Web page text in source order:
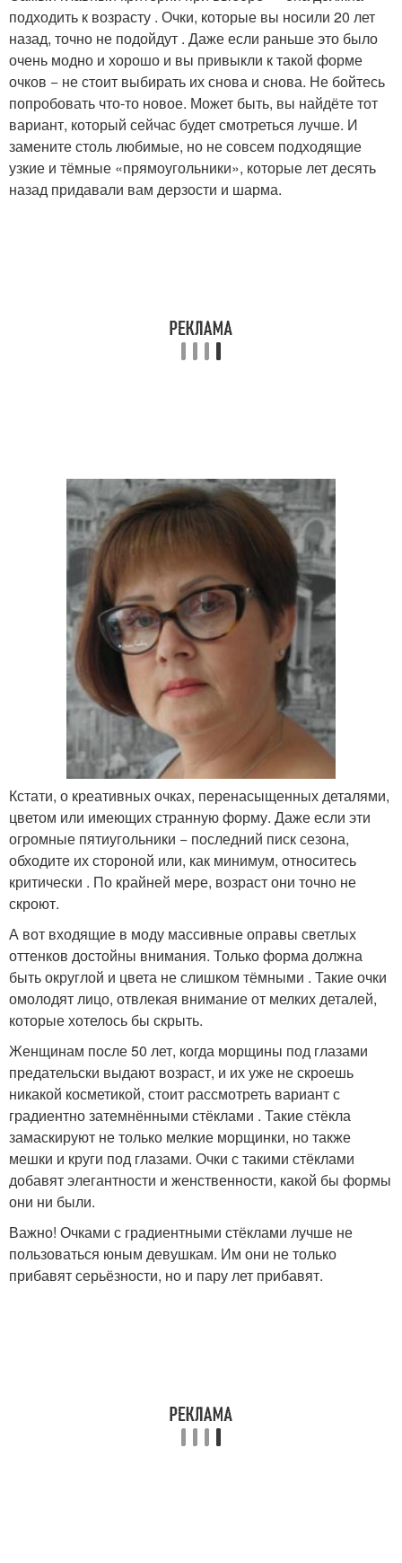
подходить к возрасту . Очки, которые вы носили 20 лет
назад, точно не подойдут . Даже если раньше это было
очень модно и хорошо и вы привыкли к такой форме
очков − не стоит выбирать их снова и снова. Не бойтесь
попробовать что-то новое. Может быть, вы найдёте тот
вариант, который сейчас будет смотреться лучше. И
замените столь любимые, но не совсем подходящие
узкие и тёмные «прямоугольники», которые лет десять
назад придавали вам дерзости и шарма.
Кстати, о креативных очках, перенасыщенных деталями,
цветом или имеющих странную форму. Даже если эти
огромные пятиугольники − последний писк сезона,
обходите их стороной или, как минимум, относитесь
критически . По крайней мере, возраст они точно не
скроют.
А вот входящие в моду массивные оправы светлых
оттенков достойны внимания. Только форма должна
быть округлой и цвета не слишком тёмными . Такие очки
омолодят лицо, отвлекая внимание от мелких деталей,
которые хотелось бы скрыть.
Женщинам после 50 лет, когда морщины под глазами
предательски выдают возраст, и их уже не скроешь
никакой косметикой, стоит рассмотреть вариант с
градиентно затемнёнными стёклами . Такие стёкла
замаскируют не только мелкие морщинки, но также
мешки и круги под глазами. Очки с такими стёклами
добавят элегантности и женственности, какой бы формы
они ни были.
Важно! Очками с градиентными стёклами лучше не
пользоваться юным девушкам. Им они не только
прибавят серьёзности, но и пару лет прибавят.